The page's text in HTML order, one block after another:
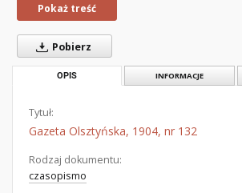
Pokaż treść
Pobierz
OPIS INFORMACJE
Tytuł:
Gazeta Olsztyńska, 1904, nr 132
Rodzaj dokumentu:
czasopismo